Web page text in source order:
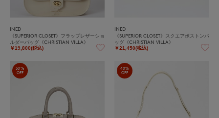
INED
《SUPERIOR CLOSET》フラップレザーショ
ルダーバッグ《CHRISTIAN VILLA》
￥19,800(税込)
INED
《SUPERIOR CLOSET》スクエアボストンバ
ッグ《CHRISTIAN VILLA》
￥21,450(税込)
50%
OFF
40%
OFF